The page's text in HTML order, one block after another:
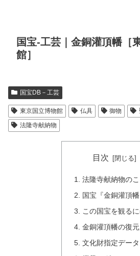
国宝-工芸｜金銅灌頂幡［
館］
国宝DB－工芸
東京国立博物館 仏具 御物
法隆寺献納物
目次
法隆寺献納物のこ
国宝『金銅灌頂幡
この国宝を観る
金銅灌頂幡の復
文化財指定データ